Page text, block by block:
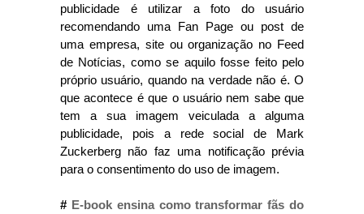
publicidade é utilizar a foto do usuário
recomendando uma Fan Page ou post de
uma empresa, site ou organização no Feed
de Notícias, como se aquilo fosse feito pelo
próprio usuário, quando na verdade não é. O
que acontece é que o usuário nem sabe que
tem a sua imagem veiculada a alguma
publicidade, pois a rede social de Mark
Zuckerberg não faz uma notificação prévia
para o consentimento do uso de imagem.
# E-book ensina como transformar fãs do